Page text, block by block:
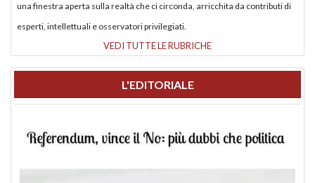
una finestra aperta sulla realtà che ci circonda, arricchita da contributi di
esperti, intellettuali e osservatori privilegiati.
VEDI TUTTE LE RUBRICHE
L'EDITORIALE